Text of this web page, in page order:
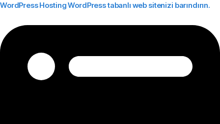
WordPress HostingWordPress tabanlı web sitenizi barındırın.